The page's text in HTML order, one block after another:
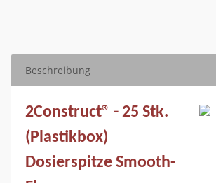
Beschreibung
2Construct® - 25 Stk.
(Plastikbox)
Dosierspitze Smooth-